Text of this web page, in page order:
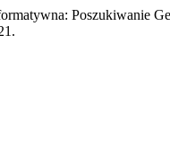
Poszukiwanie